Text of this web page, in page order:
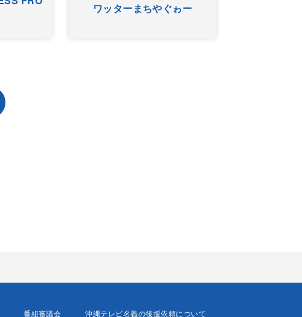
アニマルＳＵＮ
番組審議会 沖縄テレビ名義の後援依頼について